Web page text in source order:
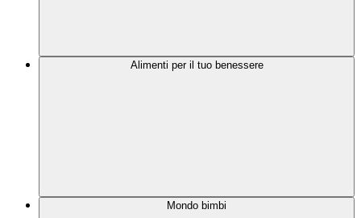
Alimenti per il tuo benessere
Mondo bimbi